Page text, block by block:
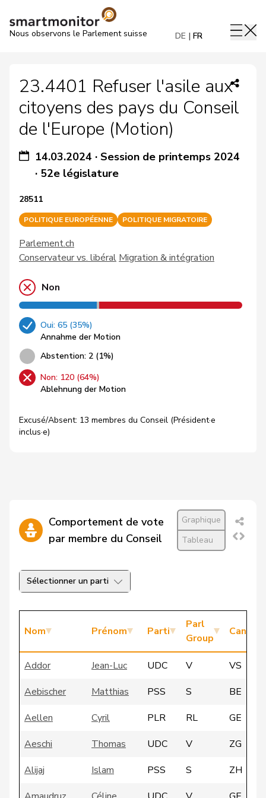
Nous observons le Parlement suisse DE FR
23.4401 Refuser l'asile aux
citoyens des pays du Conseil
de l'Europe (Motion)
14.03.2024 ·Session de printemps 2024
· 52e législature
28511
POLITIQUE EUROPÉENNE POLITIQUE MIGRATOIRE
Parlement.ch
Conservateur vs. libéral Migration & intégration
Non
Oui: 65 (35%)
Annahme der Motion
Abstention: 2 (1%)
Non: 120 (64%)
Ablehnung der Motion
Excusé/Absent: 13 membres du Conseil (Président·e
inclus·e)
Comportement de vote
par membre du Conseil
Graphique
Tableau
Sélectionner un parti
Nom Prénom Parti
Parl
Group
Canton
Addor Jean-Luc UDC V
VS
Aebischer
Matthias PSS S
BE
Aellen
Cyril PLR RL
GE
Aeschi
Thomas UDC V
ZG
Alijaj
Islam PSS S
ZH